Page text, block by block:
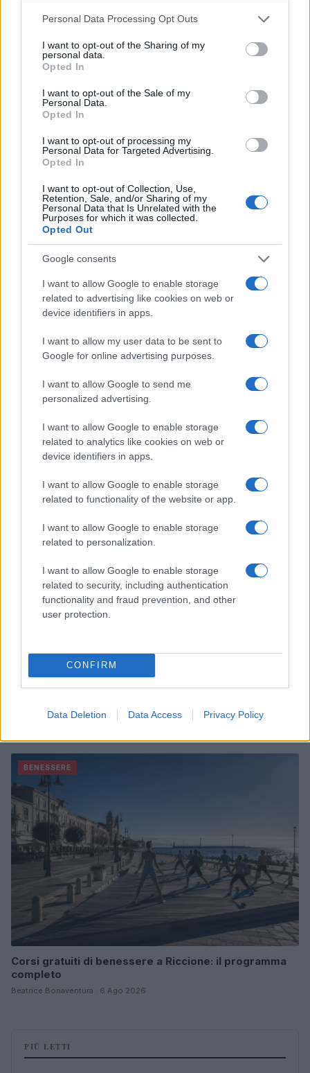
Please note that this website/app uses one or more Google
not limited to your visit or usage behaviour. You may click to
grant or deny consent to Google and its third-party tags to
use your data for below specified purposes in below Google
consent section.
Personal Data Processing Opt Outs
I want to opt-out of the Sharing of my
personal data.
Opted In
I want to opt-out of the Sale of my
Personal Data.
Opted In
I want to opt-out of processing my
Personal Data for Targeted Advertising.
Opted In
I want to opt-out of Collection, Use,
Retention, Sale, and/or Sharing of my
Personal Data that Is Unrelated with the
Purposes for which it was collected.
Opted Out
Google consents
I want to allow Google to enable storage
related to advertising like cookies on web or
device identifiers in apps.
I want to allow my user data to be sent to
Google for online advertising purposes.
I want to allow Google to send me
personalized advertising.
I want to allow Google to enable storage
related to analytics like cookies on web or
device identifiers in apps.
I want to allow Google to enable storage
related to functionality of the website or app.
I want to allow Google to enable storage
related to personalization.
I want to allow Google to enable storage
related to security, including authentication
functionality and fraud prevention, and other
user protection.
CONFIRM
Data Deletion Data Access Privacy Policy
Continua a leggere
LIFESTYLE
Dove si terrà Vogue World nel 2027: la scelta di San
Matteo Pellegrino · 6 Ago 2026
Come riconoscere e risolvere i problemi della lavanda
nel tuo giardino
BENESSERE
Corsi gratuiti di benessere a Riccione: il programma
completo
Beatrice Bonaventura · 6 Ago 2026
PIÙ LETTI